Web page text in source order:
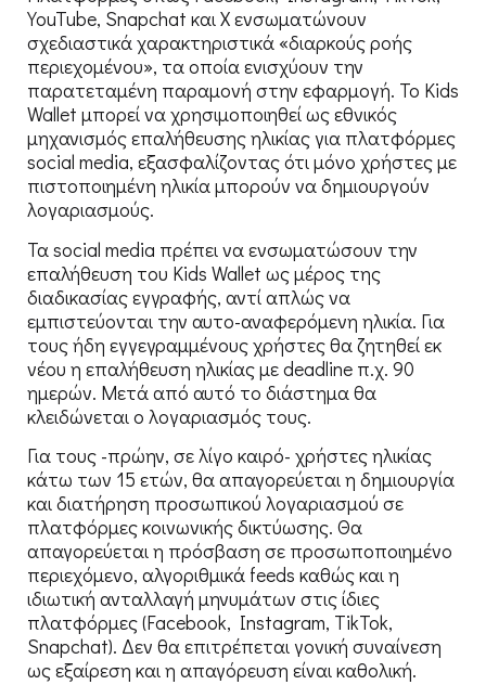
YouTube, Snapchat και X ενσωματώνουν
σχεδιαστικά χαρακτηριστικά «διαρκούς ροής
περιεχομένου», τα οποία ενισχύουν την
παρατεταμένη παραμονή στην εφαρμογή. Το Kids
Wallet μπορεί να χρησιμοποιηθεί ως εθνικός
μηχανισμός επαλήθευσης ηλικίας για πλατφόρμες
social media, εξασφαλίζοντας ότι μόνο χρήστες με
πιστοποιημένη ηλικία μπορούν να δημιουργούν
λογαριασμούς.
Τα social media πρέπει να ενσωματώσουν την
επαλήθευση του Kids Wallet ως μέρος της
διαδικασίας εγγραφής, αντί απλώς να
εμπιστεύονται την αυτο-αναφερόμενη ηλικία. Για
τους ήδη εγγεγραμμένους χρήστες θα ζητηθεί εκ
νέου η επαλήθευση ηλικίας με deadline π.χ. 90
ημερών. Μετά από αυτό το διάστημα θα
κλειδώνεται ο λογαριασμός τους.
Για τους -πρώην, σε λίγο καιρό- χρήστες ηλικίας
κάτω των 15 ετών, θα απαγορεύεται η δημιουργία
και διατήρηση προσωπικού λογαριασμού σε
πλατφόρμες κοινωνικής δικτύωσης. Θα
απαγορεύεται η πρόσβαση σε προσωποποιημένο
περιεχόμενο, αλγοριθμικά feeds καθώς και η
ιδιωτική ανταλλαγή μηνυμάτων στις ίδιες
πλατφόρμες (Facebook, Instagram, TikTok,
Snapchat). Δεν θα επιτρέπεται γονική συναίνεση
ως εξαίρεση και η απαγόρευση είναι καθολική.